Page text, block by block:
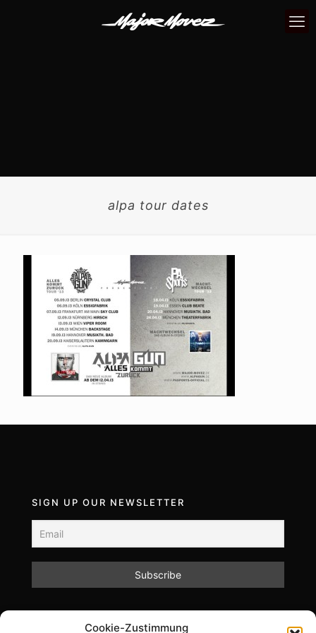
Cookie-Zustimmung
alpa tour dates
SIGN UP OUR NEWSLETTER
unsere Datenschutzrichtlinien.